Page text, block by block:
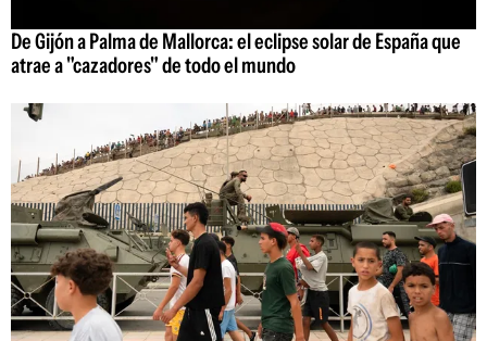
De Gijón a Palma de Mallorca: el eclipse solar de España que
atrae a "cazadores" de todo el mundo